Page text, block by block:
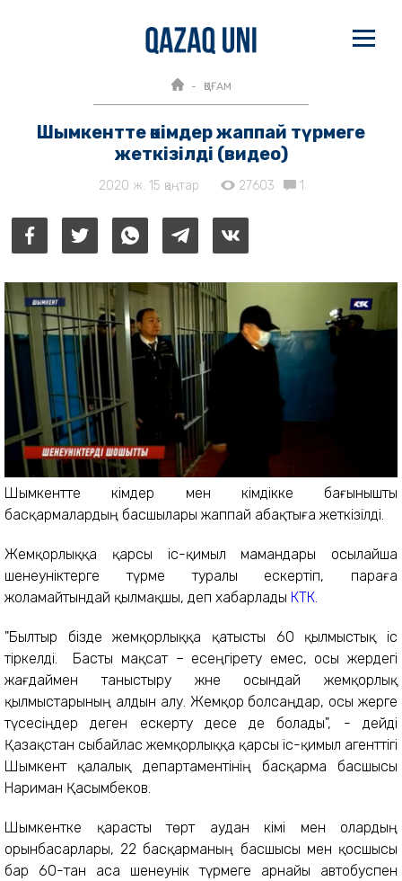
ҚОҒАМ
Шымкентте әкімдер жаппай түрмеге
жеткізілді (видео)
2020 ж. 15 қаңтар 27603 1
Шымкентте әкімдер мен әкімдікке бағынышты
басқармалардың басшылары жаппай абақтыға жеткізілді.
Жемқорлыққа қарсы іс-қимыл мамандары осылайша
шенеуніктерге түрме туралы ескертіп, параға
жоламайтындай қылмақшы, деп хабарлады КТК.
"Былтыр бізде жемқорлыққа қатысты 60 қылмыстық іс
тіркелді. Басты мақсат – есеңгірету емес, осы жердегі
жағдаймен таныстыру және осындай жемқорлық
қылмыстарының алдын алу. Жемқор болсаңдар, осы жерге
түсесіңдер деген ескерту десе де болады", - дейді
Қазақстан сыбайлас жемқорлыққа қарсы іс-қимыл агенттігі
Шымкент қалалық департаментінің басқарма басшысы
Нариман Қасымбеков.
Шымкентке қарасты төрт аудан әкімі мен олардың
орынбасарлары, 22 басқарманың басшысы мен қосшысы
бар 60-тан аса шенеунік түрмеге арнайы автобуспен